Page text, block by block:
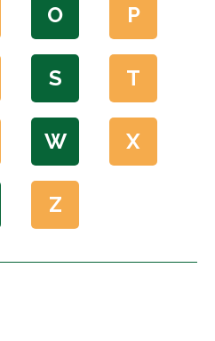
O P
S T
W X
Z